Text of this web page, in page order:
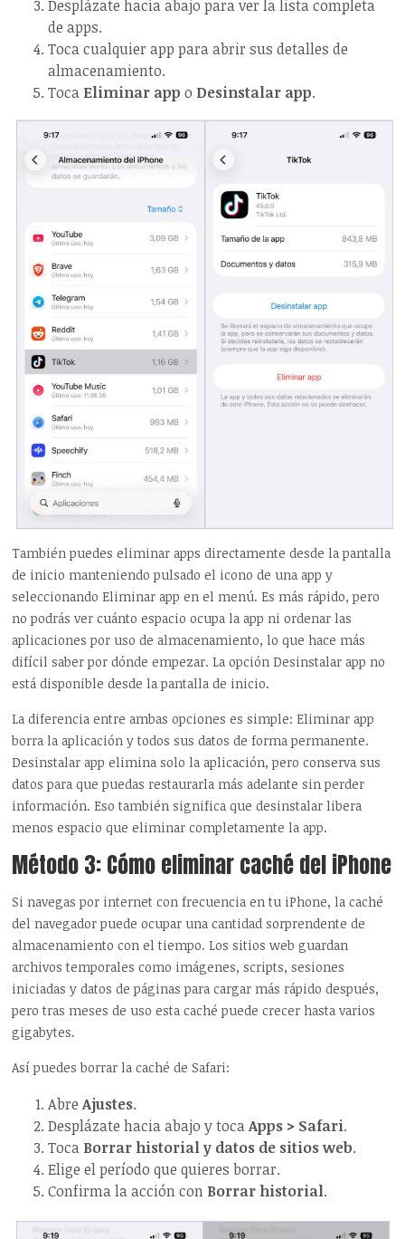
Desplázate hacia abajo para ver la lista completa
de apps.
Toca cualquier app para abrir sus detalles de
almacenamiento.
Toca Eliminar app o Desinstalar app.
También puedes eliminar apps directamente desde la pantalla
de inicio manteniendo pulsado el icono de una app y
seleccionando Eliminar app en el menú. Es más rápido, pero
no podrás ver cuánto espacio ocupa la app ni ordenar las
aplicaciones por uso de almacenamiento, lo que hace más
difícil saber por dónde empezar. La opción Desinstalar app no
está disponible desde la pantalla de inicio.
La diferencia entre ambas opciones es simple: Eliminar app
borra la aplicación y todos sus datos de forma permanente.
Desinstalar app elimina solo la aplicación, pero conserva sus
datos para que puedas restaurarla más adelante sin perder
información. Eso también significa que desinstalar libera
menos espacio que eliminar completamente la app.
Método 3: Cómo eliminar caché del iPhone
Si navegas por internet con frecuencia en tu iPhone, la caché
del navegador puede ocupar una cantidad sorprendente de
almacenamiento con el tiempo. Los sitios web guardan
archivos temporales como imágenes, scripts, sesiones
iniciadas y datos de páginas para cargar más rápido después,
pero tras meses de uso esta caché puede crecer hasta varios
gigabytes.
Así puedes borrar la caché de Safari:
AbreAjustes.
Desplázate hacia abajo y tocaApps > Safari.
Toca Borrar historial y datos de sitios web.
Elige el período que quieres borrar.
Confirma la acción con Borrar historial.